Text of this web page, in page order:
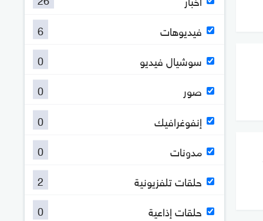
فيديوهات
6
سوشيال فيديو
0
صور
0
إنفوغرافيك
0
مدونات
0
حلقات تلفزيونية
2
حلقات إذاعية
0